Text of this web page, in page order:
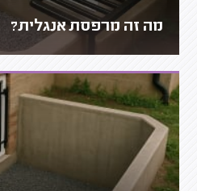
מה זה מרפסת אנגלית?